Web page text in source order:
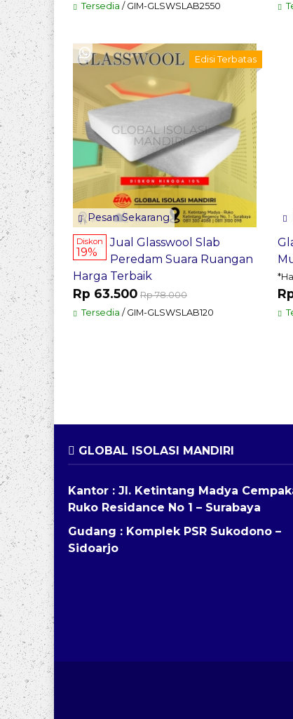
Tersedia / GIM-GLSWSLAB2550
Pesan Sekarang
Edisi Terbatas
Diskon
19%
Jual Glasswool Slab
Peredam Suara Ruangan
Harga Terbaik
Rp 63.500 Rp 78.000
Tersedia / GIM-GLSWSLAB120
GLOBAL ISOLASI MANDIRI
Kantor : Jl. Ketintang Madya
Ruko Residance No 1 – Surabaya
Gudang : Komplek PSR Sukodono –
Sidoarjo